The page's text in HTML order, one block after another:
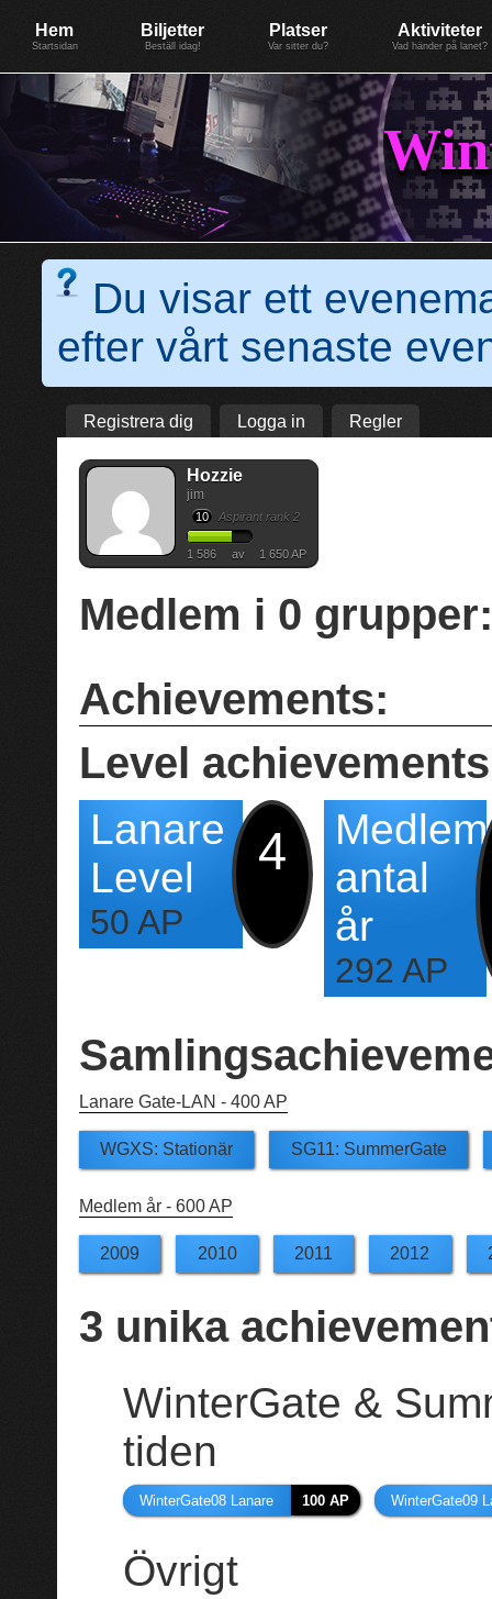
Hem
Startsidan
Biljetter
Beställ idag!
Platser
Var sitter du?
Aktiviteter
Vad händer på lanet?
Du visar ett
efter vårt senaste
Registrera dig Logga in Regler
Hozzie
jim
10 Aspirant rank 2
1 586 av 1 650 AP
Medlem i 0 grupper:
Achievements:
Level achievements
Lanare
Level
50 AP
4
Medlem
antal
år
292 AP
Lanare Gate-LAN - 400 AP
WGXS: Stationär SG11: SummerGate
Medlem år - 600 AP
2009 2010 2011 2012
3 unika
WinterGate &
tiden
WinterGate08 Lanare 100 AP WinterGate09
Övrigt